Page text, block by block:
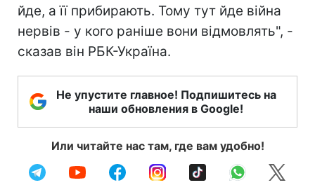
йде, а її прибирають. Тому тут йде війна
нервів - у кого раніше вони відмовлять", -
сказав він РБК-Україна.
Не упустите главное! Подпишитесь на
наши обновления в Google!
Или читайте нас там, где вам удобно!